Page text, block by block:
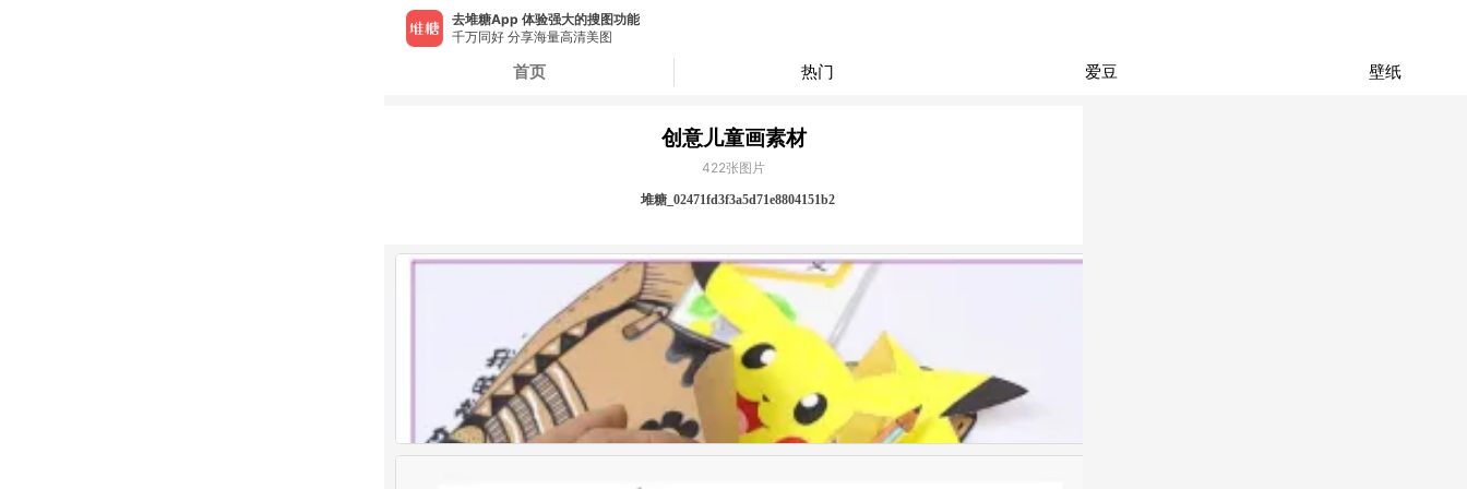
去堆糖App 体验强大的搜图功能
千万同好 分享海量高清美图
首页 热门 爱豆 壁纸
创意儿童画素材
422张图片
堆糖_02471fd3f3a5d71e8804151b2